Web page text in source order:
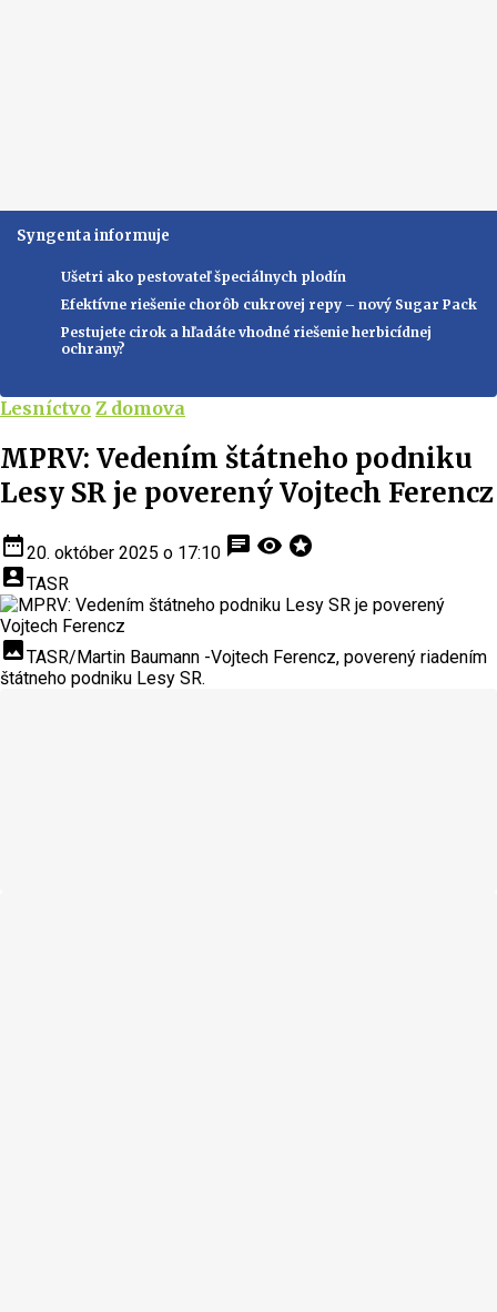
Syngenta informuje
Ušetri ako pestovateľ špeciálnych plodín
Efektívne riešenie chorôb cukrovej repy – nový Sugar Pack
Pestujete cirok a hľadáte vhodné riešenie herbicídnej
ochrany?
Lesníctvo Z domova
MPRV: Vedením štátneho podniku
Lesy SR je poverený Vojtech Ferencz
date_range20. október 2025 o 17:10 chat visibility stars
account_boxTASR
insert_photoTASR/Martin Baumann -Vojtech Ferencz, poverený riadením
štátneho podniku Lesy SR.